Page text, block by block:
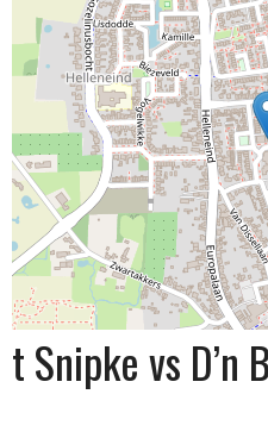
t Snipke vs D’n